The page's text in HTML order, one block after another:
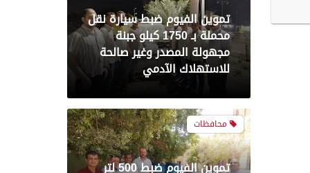
تموين الفيوم ضبط 500 لتر
لبن فاسد وغير صالح
للاستهلاك الآدمى قبل طرحه
بالأسواق
محافظات